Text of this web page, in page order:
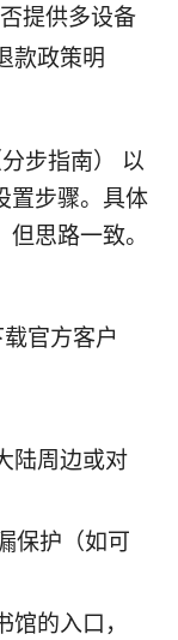
提供多设备
款政策明
步指南） 以
置步骤。具体
思路一致。
官方客户
陆周边或对
保护（如可
的入口，